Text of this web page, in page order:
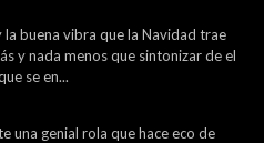
la buena vibra que la Navidad trae
y nada menos que sintonizar de el
se en...
una genial rola que hace eco de